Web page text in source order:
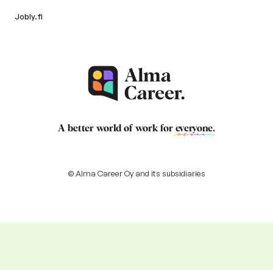
Jobly.fi
A better world of work for everyone.
© Alma Career Oy and its subsidiaries